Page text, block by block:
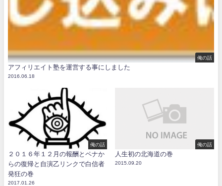
俺の話
アフィリエイト塾を運営する事にしました
2016.06.18
俺の話
２０１６年１２月の報酬とペナか
らの復帰と自演乙リンクで白信者
発狂の巻
2017.01.26
俺の話
人生初の北海道の巻
2015.09.20